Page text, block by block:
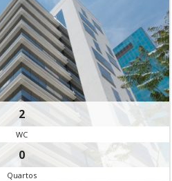
2
WC
0
Quartos